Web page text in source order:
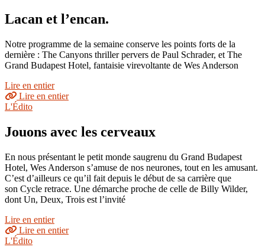
Lacan et l’encan.
Notre programme de la semaine conserve les points forts de la
dernière : The Canyons thriller pervers de Paul Schrader, et The
Grand Budapest Hotel, fantaisie virevoltante de Wes Anderson
Lire en entier
Lire en entier
L'Édito
Jouons avec les cerveaux
En nous présentant le petit monde saugrenu du Grand Budapest
Hotel, Wes Anderson s’amuse de nos neurones, tout en les amusant.
C’est d’ailleurs ce qu’il fait depuis le début de sa carrière que
son Cycle retrace. Une démarche proche de celle de Billy Wilder,
dont Un, Deux, Trois est l’invité
Lire en entier
Lire en entier
L'Édito